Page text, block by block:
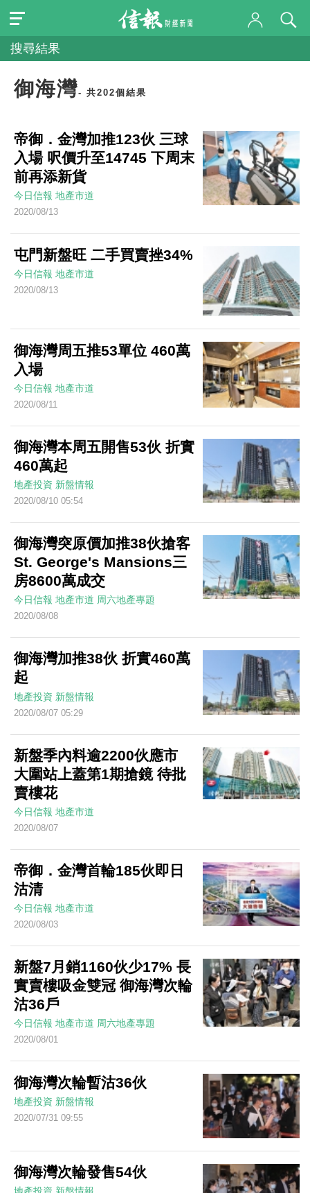
搜尋結果
御海灣- 共202個結果
帝御．金灣加推123伙 三球
入場 呎價升至14745 下周末
前再添新貨
今日信報 地產市道
2020/08/13
屯門新盤旺 二手買賣挫34%
今日信報 地產市道
2020/08/13
御海灣周五推53單位 460萬
入場
今日信報 地產市道
2020/08/11
御海灣本周五開售53伙 折實
460萬起
地產投資 新盤情報
2020/08/10 05:54
御海灣突原價加推38伙搶客
St. George's Mansions三
房8600萬成交
今日信報 地產市道 周六地產專題
2020/08/08
御海灣加推38伙 折實460萬
起
地產投資 新盤情報
2020/08/07 05:29
新盤季內料逾2200伙應市
大圍站上蓋第1期搶鏡 待批
賣樓花
今日信報 地產市道
2020/08/07
帝御．金灣首輪185伙即日
沽清
今日信報 地產市道
2020/08/03
新盤7月銷1160伙少17% 長
實賣樓吸金雙冠 御海灣次輪
沽36戶
今日信報 地產市道 周六地產專題
2020/08/01
御海灣次輪暫沽36伙
地產投資 新盤情報
2020/07/31 09:55
御海灣次輪發售54伙